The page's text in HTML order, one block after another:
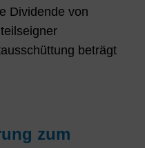
Dividende von
beträgt
zum